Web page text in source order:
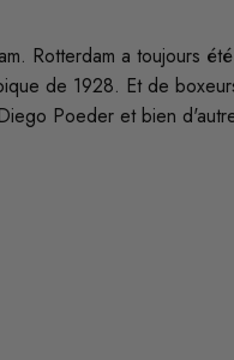
Rotterdam a toujours
de 1928. Et de
Poeder et bien